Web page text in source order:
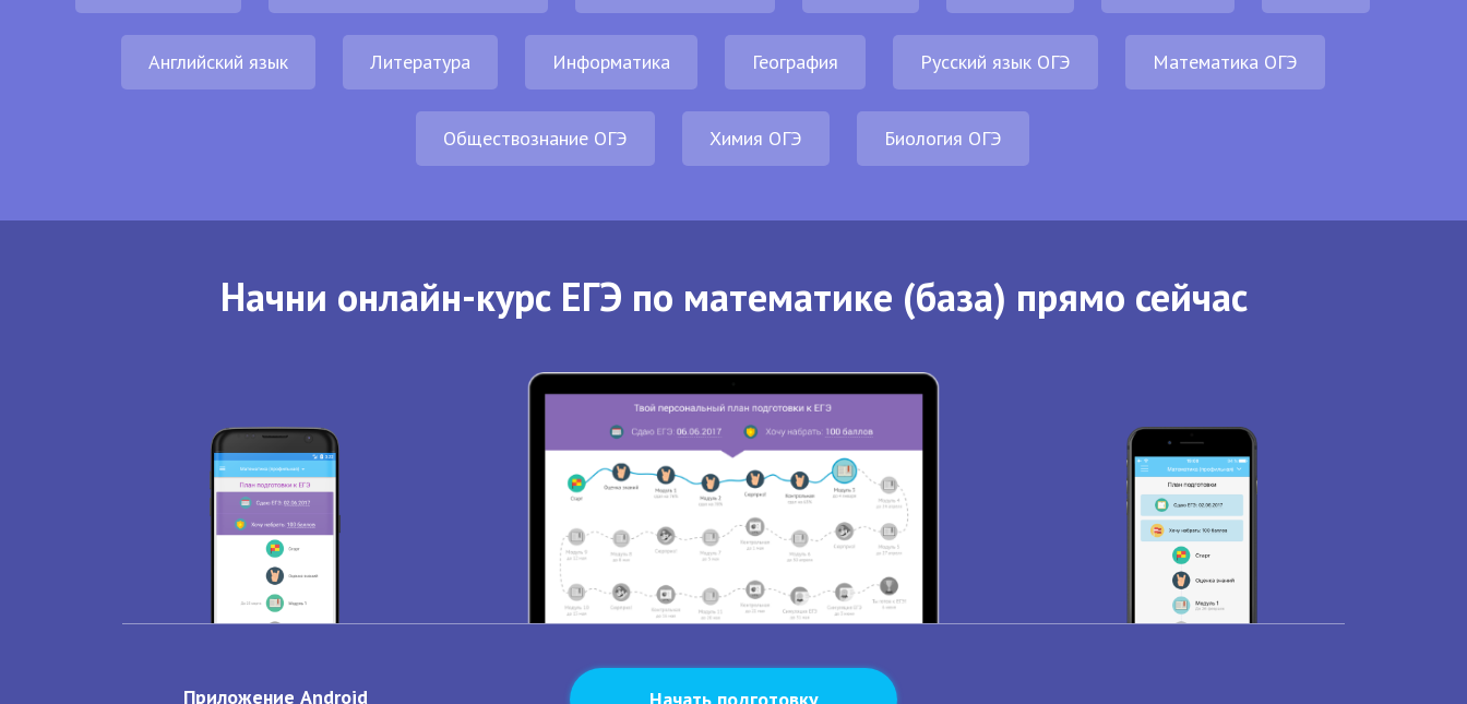
Английский язык Литература Информатика География Русский язык ОГЭ Математика ОГЭ
Обществознание ОГЭ Химия ОГЭ Биология ОГЭ
Начни онлайн-курс ЕГЭ по математике (база) прямо сейчас
Приложение Android